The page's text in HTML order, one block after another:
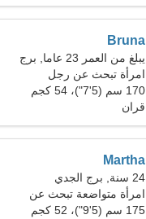
Bruna
يبلغ من العمر 23 عاما, برج
العذراء
امرأة تبحث عن رجل
170 سم (5'7")، 54 كجم
(119 رطلا)
قران
Martha
24 سنة, برج الجدي
امرأة متواضعة تبحث عن
علاقة حب
175 سم (5'9")، 52 كجم